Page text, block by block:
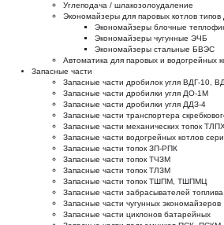
Углеподача / шлакозолоудаление
Экономайзеры для паровых котлов
Экономайзеры блочные
Экономайзеры чугунные ЭЧБ
Экономайзеры стальные БВЭС
Автоматика для паровых и водогрейных
Запасные части
Запасные части дробилок угля ВДГ-10,
Запасные части дробилки угля ДО-1М
Запасные части дробилки угля ДДЗ-4
Запасные части транспортера
Запасные части механических топок ТЛПХ
Запасные части водогрейных котлов
Запасные части топок ЗП-РПК
Запасные части топок ТЧЗМ
Запасные части топок ТЛЗМ
Запасные части топок ТШПМ, ТШПМЦ
Запасные части забрасывателей топлива
Запасные части чугунных экономайзеров
Запасные части циклонов батарейных